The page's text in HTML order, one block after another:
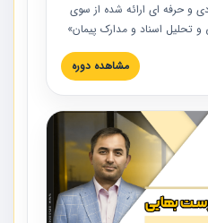
و حرفه‏ ای ارائه شده از سوی
و تحلیل اسناد و مدارک پیمان»
ارائه شد. در این آموزش
پیمان، اولویت بندی اسناد
در این خصوص ارائه شده است.
مشاهده دوره